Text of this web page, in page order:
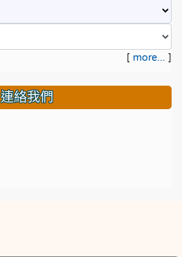
[ more... ]
連絡我們